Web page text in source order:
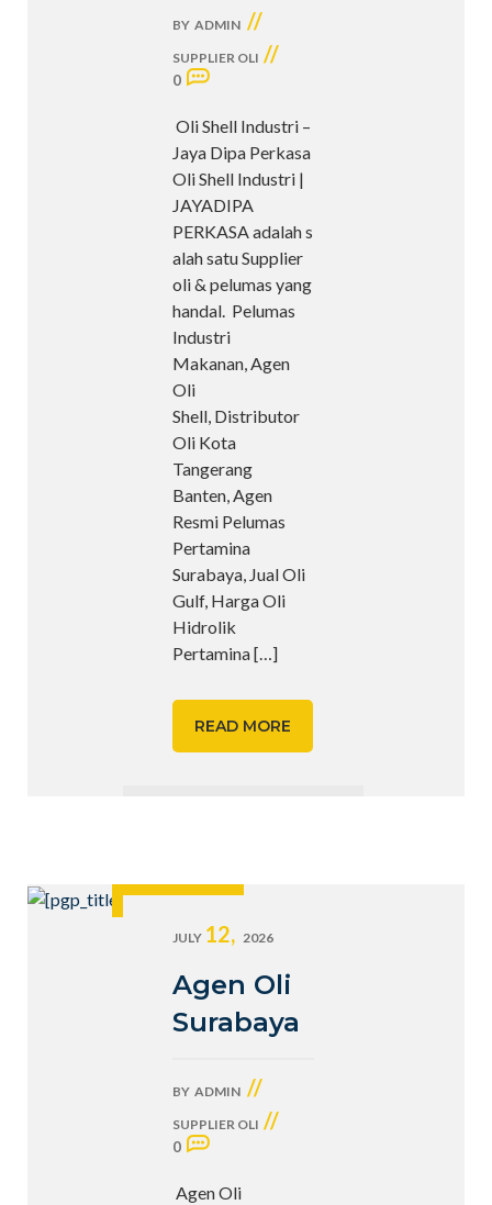
BY ADMIN //
SUPPLIER OLI //
0
Oli Shell Industri –
Jaya Dipa Perkasa
Oli Shell Industri |
JAYADIPA
PERKASA adalah s
alah satu Supplier
oli & pelumas yang
handal. Pelumas
Industri
Makanan, Agen
Oli
Shell, Distributor
Oli Kota
Tangerang
Banten, Agen
Resmi Pelumas
Pertamina
Surabaya, Jual Oli
Gulf, Harga Oli
Hidrolik
Pertamina[…]
READ MORE
JULY 12, 2026
Agen Oli
Surabaya
BY ADMIN //
SUPPLIER OLI //
0
Agen Oli